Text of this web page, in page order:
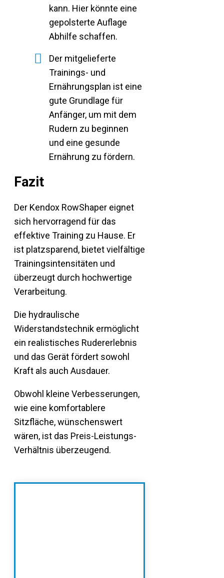
kann. Hier könnte eine
gepolsterte Auflage
Abhilfe schaffen.
Der mitgelieferte
Trainings- und
Ernährungsplan ist eine
gute Grundlage für
Anfänger, um mit dem
Rudern zu beginnen
und eine gesunde
Ernährung zu fördern.
Fazit
Der Kendox RowShaper eignet
sich hervorragend für das
effektive Training zu Hause. Er
ist platzsparend, bietet vielfältige
Trainingsintensitäten und
überzeugt durch hochwertige
Verarbeitung.
Die hydraulische
Widerstandstechnik ermöglicht
ein realistisches Rudererlebnis
und das Gerät fördert sowohl
Kraft als auch Ausdauer.
Obwohl kleine Verbesserungen,
wie eine komfortablere
Sitzfläche, wünschenswert
wären, ist das Preis-Leistungs-
Verhältnis überzeugend.